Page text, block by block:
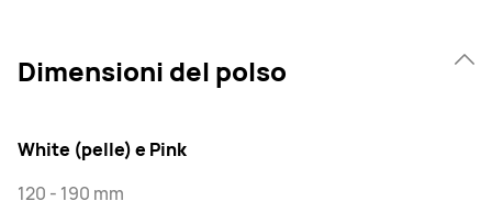
Dimensioni del polso
White (pelle) e Pink
120 - 190 mm